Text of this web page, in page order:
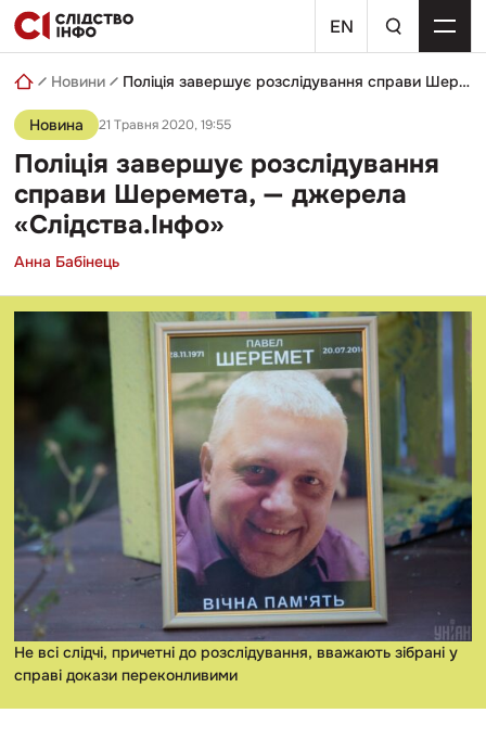
Skip
to
content
EN
пошуковий
запит
Новини Поліція завершує розслідування справи Шеремета, — джерела «Слідства.Інфо»
Новина 21 Травня 2020, 19:55
Поліція завершує розслідування
справи Шеремета, — джерела
«Слідства.Інфо»
Анна Бабінець
Не всі слідчі, причетні до розслідування, вважають зібрані у
справі докази переконливими